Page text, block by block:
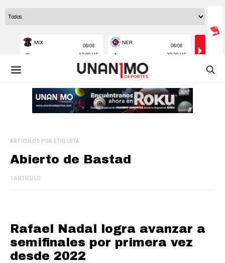
ARTÍCULOS POR ETIQUETA
Abierto de Bastad
1 ARTÍCULO
Rafael Nadal logra avanzar a
semifinales por primera vez
desde 2022